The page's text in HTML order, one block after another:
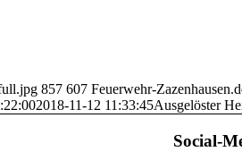
857 607 Feuerwehr-
2018-11-12 11:33:45Ausgelöster
Social-